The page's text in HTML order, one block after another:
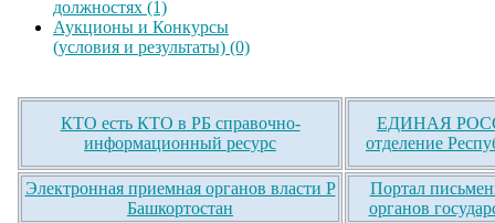
должностях (1)
Аукционы и Конкурсы
(условия и результаты) (0)
КТО есть КТО в РБ справочно-
информационный ресурс
ЕДИНАЯ
отделение
Электронная приемная органов власти Р
Башкортостан
Портал
органов